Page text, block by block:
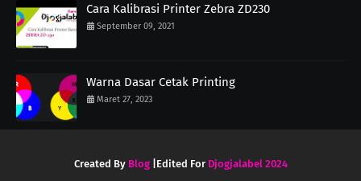
Cara Kalibrasi Printer Zebra ZD230
September 09, 2021
Warna Dasar Cetak Printing
Maret 27, 2023
Created By Blog|Edited For Djogjalabel 2024